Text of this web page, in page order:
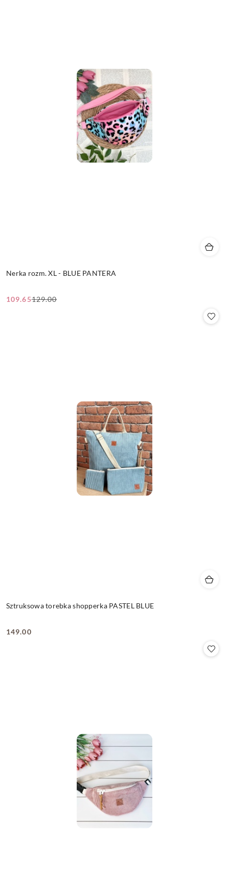
Nerka rozm. XL - BLUE PANTERA
Cena
109.65
Cena
129.00
Sztruksowa torebka shopperka PASTEL BLUE
Cena:
149.00